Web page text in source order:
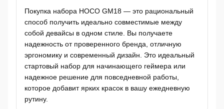
Покупка набора HOCO GM18 — это рациональный
способ получить идеально совместимые между
собой девайсы в одном стиле. Вы получаете
надежность от проверенного бренда, отличную
эргономику и современный дизайн. Это идеальный
стартовый набор для начинающего геймера или
надежное решение для повседневной работы,
которое добавит ярких красок в вашу ежедневную
рутину.